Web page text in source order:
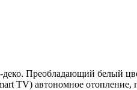
Преобладающий белый
TV) автономное